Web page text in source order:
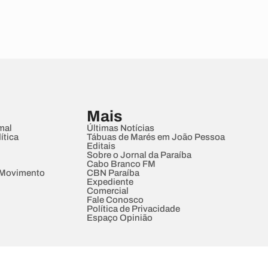
Mais
Últimas Notícias
Tábuas de Marés em João Pessoa
Editais
Sobre o Jornal da Paraíba
Cabo Branco FM
CBN Paraíba
Expediente
Comercial
Fale Conosco
Política de Privacidade
Espaço Opinião